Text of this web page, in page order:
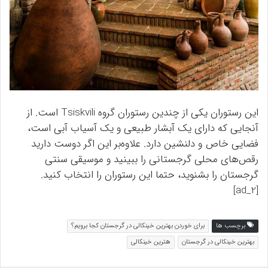
این رستوران یکی از چندین رستوران گروه Tsiskvili است. از
آنجایی که دارای یک آبشار طبیعی و یک آسیاب آبی است،
فضایی خاص و دلنشین دارد. علاوه‌بر این اگر دوست دارید
رقص‌های محلی گرجستانی را ببینید و موسیقی سنتی
گرجستان را بشنوید، حتما این رستوران را انتخاب کنید.
[ad_2]
برچسب ها
برای خوردن بهترین خینکالی در گرجستان کجا برویم؟
بهترین خینکالی در گرجستان
هترین خینکالی